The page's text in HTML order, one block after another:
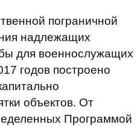
пограничной
надлежащих
для военнослужащих
годов построено
объектов. От
Программой